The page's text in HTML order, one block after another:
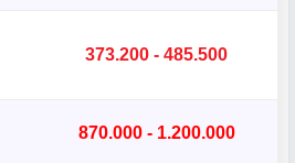
373.200 - 485.500
870.000 - 1.200.000